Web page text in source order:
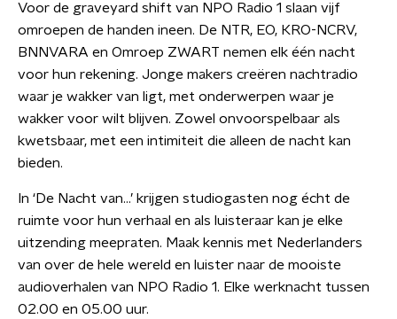
Voor de graveyard shift van NPO Radio 1 slaan vijf
omroepen de handen ineen. De NTR, EO, KRO-NCRV,
BNNVARA en Omroep ZWART nemen elk één nacht
voor hun rekening. Jonge makers creëren nachtradio
waar je wakker van ligt, met onderwerpen waar je
wakker voor wilt blijven. Zowel onvoorspelbaar als
kwetsbaar, met een intimiteit die alleen de nacht kan
bieden.
In ‘De Nacht van…’ krijgen studiogasten nog écht de
ruimte voor hun verhaal en als luisteraar kan je elke
uitzending meepraten. Maak kennis met Nederlanders
van over de hele wereld en luister naar de mooiste
audioverhalen van NPO Radio 1. Elke werknacht tussen
02.00 en 05.00 uur.